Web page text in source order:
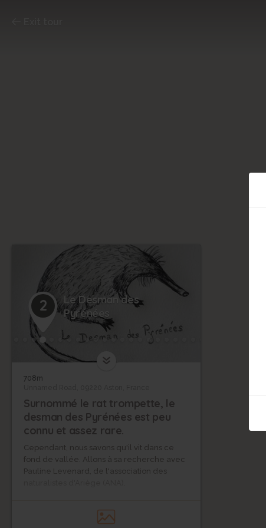
2
Le Desman des
Pyrénées
708m
Surnommé le rat trompette, le
desman des Pyrénées est peu
connu et assez rare.
Cependant, nous savons qu'il vit dans ce
fond de vallée. Allons à sa recherche avec
Pauline Levenard, de l'association des